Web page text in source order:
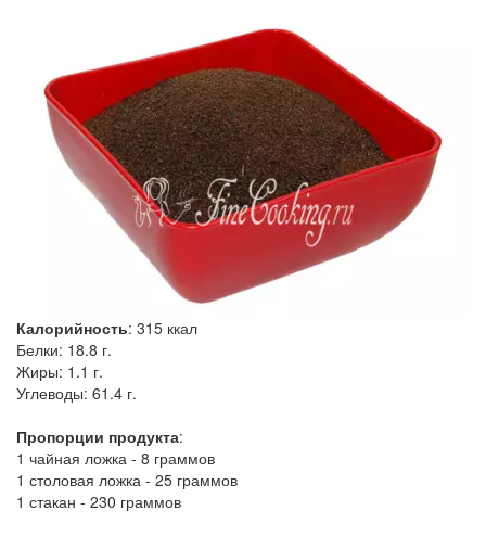
Калорийность: 315 ккал
Белки: 18.8 г.
Жиры: 1.1 г.
Углеводы: 61.4 г.
Пропорции продукта:
1 чайная ложка - 8 граммов
1 столовая ложка - 25 граммов
1 стакан - 230 граммов